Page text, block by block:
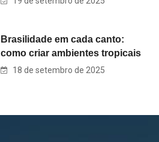
Brasilidade em cada canto:
como criar ambientes tropicais
18 de setembro de 2025